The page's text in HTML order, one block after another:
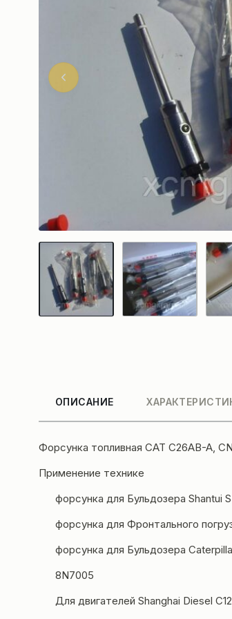
ОПИСАНИЕ
Форсунка топливная CAT C26AB-A,
Применение технике
форсунка для Бульдозера Shantui
форсунка для Фронтального
форсунка для Бульдозера
8N7005
Для двигателей Shanghai Diesel